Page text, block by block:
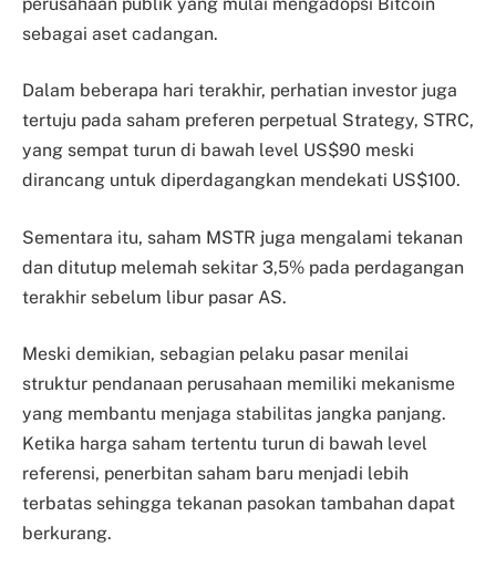
sebagai aset cadangan.
Dalam beberapa hari terakhir, perhatian investor juga
tertuju pada saham preferen perpetual Strategy, STRC,
yang sempat turun di bawah level US$90 meski
dirancang untuk diperdagangkan mendekati US$100.
Sementara itu, saham MSTR juga mengalami tekanan
dan ditutup melemah sekitar 3,5% pada perdagangan
terakhir sebelum libur pasar AS.
Meski demikian, sebagian pelaku pasar menilai
struktur pendanaan perusahaan memiliki mekanisme
yang membantu menjaga stabilitas jangka panjang.
Ketika harga saham tertentu turun di bawah level
referensi, penerbitan saham baru menjadi lebih
terbatas sehingga tekanan pasokan tambahan dapat
berkurang.